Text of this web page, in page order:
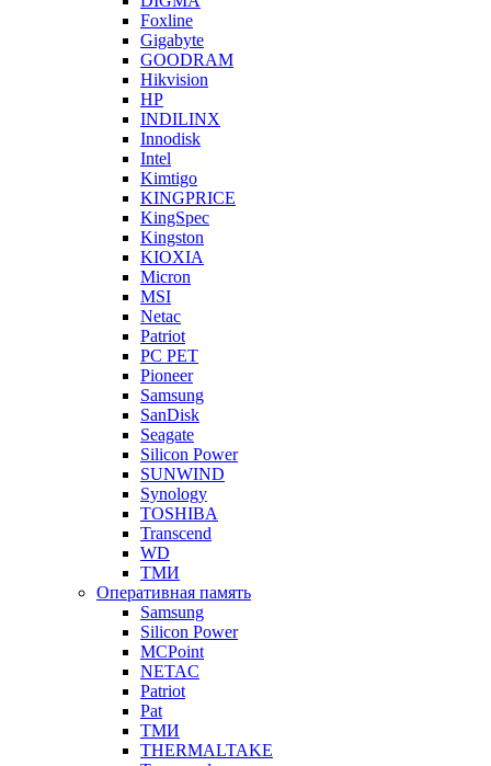
Foxline
Gigabyte
GOODRAM
Hikvision
HP
INDILINX
Innodisk
Intel
Kimtigo
KINGPRICE
KingSpec
Kingston
KIOXIA
Micron
MSI
Netac
Patriot
PC PET
Pioneer
Samsung
SanDisk
Seagate
Silicon Power
SUNWIND
Synology
TOSHIBA
Transcend
WD
ТМИ
Оперативная память
Samsung
Silicon Power
MCPoint
NETAC
Patriot
Pat
ТМИ
THERMALTAKE